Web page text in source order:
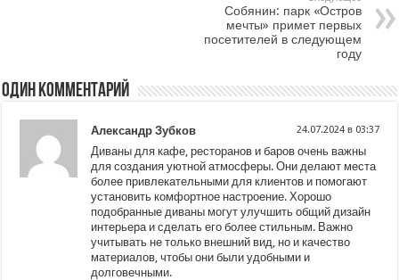
Собянин: парк «Остров
мечты» примет первых
посетителей в следующем
году
Один комментарий
Александр Зубков 24.07.2024 в 03:37
Диваны для кафе, ресторанов и баров очень важны
для создания уютной атмосферы. Они делают места
более привлекательными для клиентов и помогают
установить комфортное настроение. Хорошо
подобранные диваны могут улучшить общий дизайн
интерьера и сделать его более стильным. Важно
учитывать не только внешний вид, но и качество
материалов, чтобы они были удобными и
долговечными.